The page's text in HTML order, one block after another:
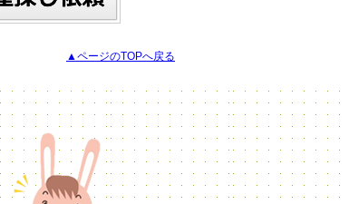
▲ページのTOPへ戻る